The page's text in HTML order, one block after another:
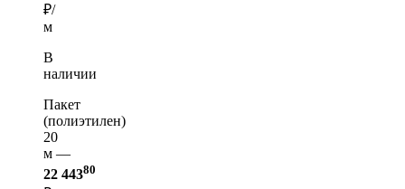
₽/
м
В
наличии
Пакет
(полиэтилен)
20
м —
22 44380